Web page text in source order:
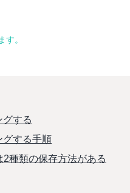
す。
する
グする手順
種類の保存方法がある